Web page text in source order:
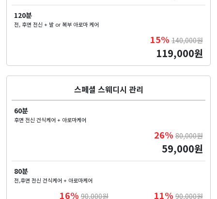
120분
전, 후면 전신 + 발 or 복부 아로마 케어
15% 140,000원
119,000원
스페셜 스웨디시 관리
60분
후면 전신 건식케어 + 아로마케어
26% 80,000원
59,000원
80분
전,후면 전신 건식케어 + 아로마케어
16% 90,000원 11% 90,000원